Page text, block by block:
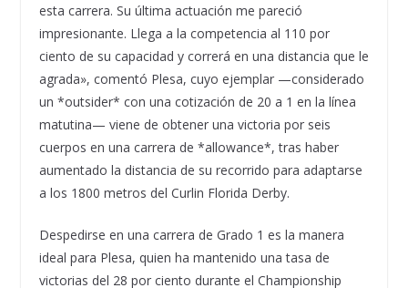
esta carrera. Su última actuación me pareció
impresionante. Llega a la competencia al 110 por
ciento de su capacidad y correrá en una distancia que le
agrada», comentó Plesa, cuyo ejemplar —considerado
un *outsider* con una cotización de 20 a 1 en la línea
matutina— viene de obtener una victoria por seis
cuerpos en una carrera de *allowance*, tras haber
aumentado la distancia de su recorrido para adaptarse
a los 1800 metros del Curlin Florida Derby.
Despedirse en una carrera de Grado 1 es la manera
ideal para Plesa, quien ha mantenido una tasa de
victorias del 28 por ciento durante el Championship